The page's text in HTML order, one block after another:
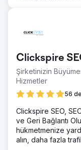
birden fazla terim
yükselme 2- Web
SERP'de
%500'ün üzerinde
sitesi artık
sıralamaya
başlayan proje 2
çalışıyor.
Clickspire
Şirketinizin
Hizmetler
56
Clickspire SEO,
ve Geri Bağlantı
hükmetmenize
alın, daha fazla